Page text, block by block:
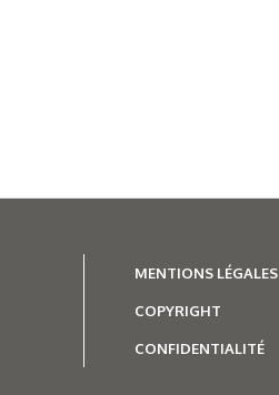
MENTIONS LÉGALES
COPYRIGHT
CONFIDENTIALITÉ